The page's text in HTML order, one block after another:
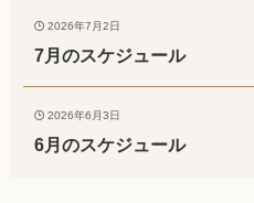
2026年7月2日
7月のスケジュール
2026年6月3日
6月のスケジュール